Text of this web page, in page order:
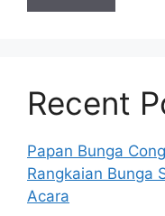
Recent
Papan Bunga
Rangkaian Bunga
Acara